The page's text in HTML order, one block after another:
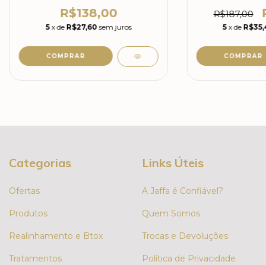
R$138,00
5 x de R$27,60 sem juros
R$187,00
5 x de
Categorias
Ofertas
Produtos
Realinhamento e Btox
Tratamentos
Links Úteis
A Jaffa é Confiável?
Quem Somos
Trocas e Devoluções
Política de Privacidade